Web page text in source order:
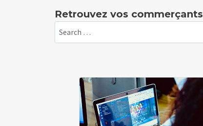
Retrouvez vos commerçants